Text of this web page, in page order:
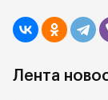
Лента